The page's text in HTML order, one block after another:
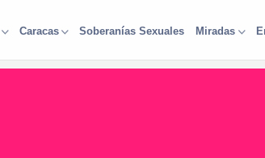
Caracas Soberanías Sexuales Miradas